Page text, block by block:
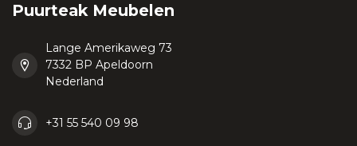
Puurteak Meubelen
Lange Amerikaweg 73
7332 BP Apeldoorn
Nederland
+31 55 540 09 98